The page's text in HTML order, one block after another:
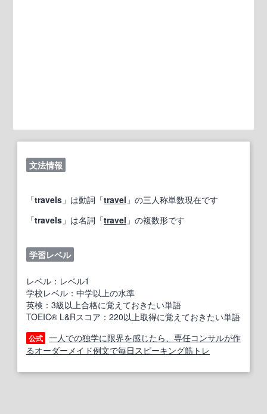
文法情報
「travels 」は動詞「travel 」の三人称単数現在です
「travels 」は名詞「travel 」の複数形です
学習レベル
レベル：レベル1
学校レベル：中学以上の水準
英検：3級以上合格に覚えておきたい単語
TOEIC® L&Rスコア：220以上取得に覚えておきたい単語
公式 一人での独学に限界を感じたら、専任コンサルが作
るオーダーメイド例文で毎日スピーキング筋トレ